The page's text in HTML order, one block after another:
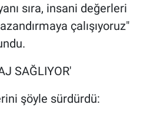
sıra, insani değerleri
çalışıyoruz"
SAĞLIYOR'
şöyle sürdürdü: